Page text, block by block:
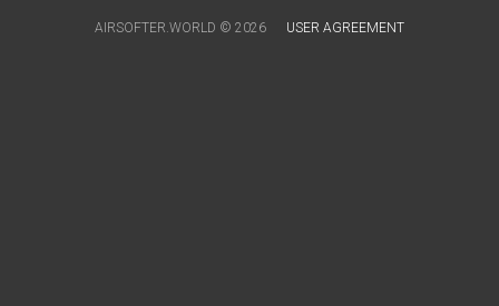
AIRSOFTER.WORLD © 2026 USER AGREEMENT